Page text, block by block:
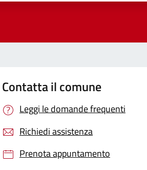
Contatta il comune
Leggi le domande frequenti
Richiedi assistenza
Prenota appuntamento